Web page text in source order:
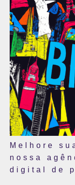
Melhore
nossa
digital de